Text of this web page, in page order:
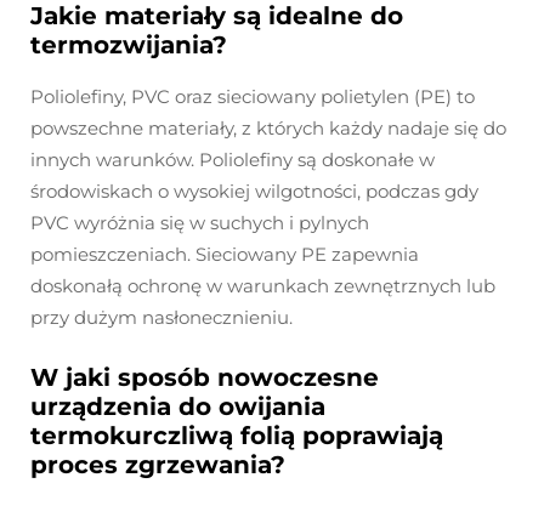
Jakie materiały są idealne do
termozwijania?
Poliolefiny, PVC oraz sieciowany polietylen (PE) to
powszechne materiały, z których każdy nadaje się do
innych warunków. Poliolefiny są doskonałe w
środowiskach o wysokiej wilgotności, podczas gdy
PVC wyróżnia się w suchych i pylnych
pomieszczeniach. Sieciowany PE zapewnia
doskonałą ochronę w warunkach zewnętrznych lub
przy dużym nasłonecznieniu.
W jaki sposób nowoczesne
urządzenia do owijania
termokurczliwą folią poprawiają
proces zgrzewania?